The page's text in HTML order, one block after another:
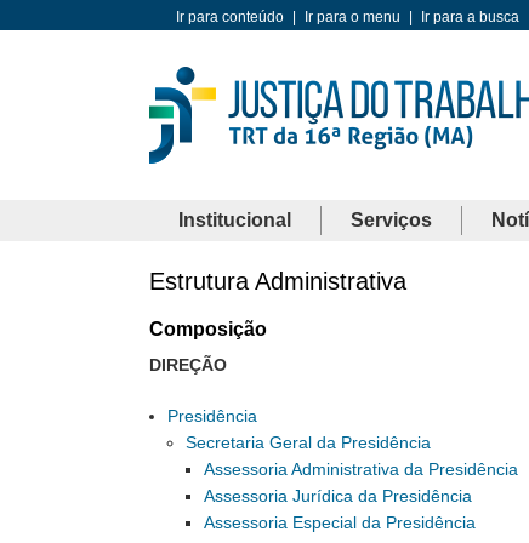
Ir para conteúdo Ir para o menu Ir para a busca
Institucional Serviços
Estrutura Administrativa
Composição
DIREÇÃO
Presidência
Secretaria Geral da Presidência
Assessoria Administrativa da Presidência
Assessoria Jurídica da Presidência
Assessoria Especial da Presidência